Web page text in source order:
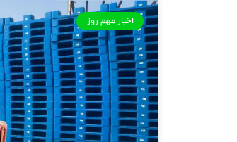
اخبار مهم روز